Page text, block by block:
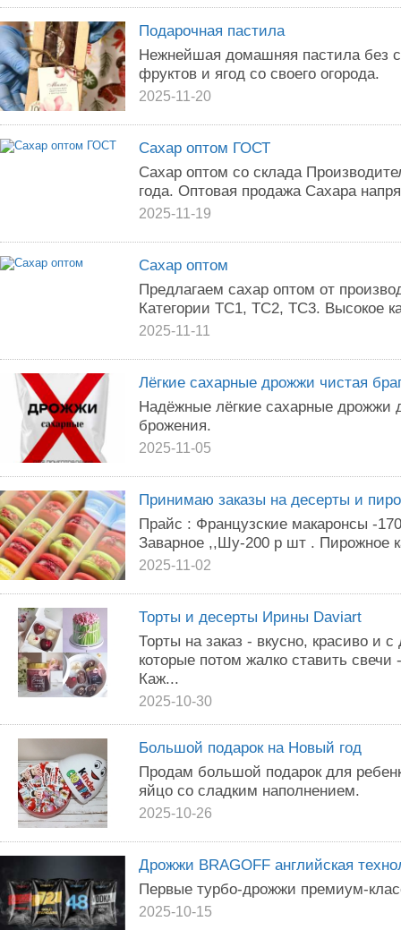
Подарочная пастила
Нежнейшая домашняя пастила без
фруктов и ягод со своего огорода.
2025-11-20
Сахар оптом ГОСТ
Caxаp оптом со cкладa
гoдa. Oптoвая продажa Саxaрa
2025-11-19
Сахар оптом
Предлагаем сахар оптом от
Категории ТС1, ТС2, ТС3. Высокое
2025-11-11
Лёгкие сахарные дрожжи чистая
Надёжные лёгкие сахарные дрожжи
брожения.
2025-11-05
Принимаю заказы на десерты и
Прайс : Французские макаронсы -
Заварное ,,Шу-200 р шт . Пирожное
2025-11-02
Торты и десерты Ирины Daviart
Торты на заказ - вкусно, красиво и
которые потом жалко ставить свечи
Каж...
2025-10-30
Большой подарок на Новый год
Продам большой подарок для
яйцо со сладким наполнением.
2025-10-26
Дрожжи BRAGOFF английская
Первые турбо-дрожжи премиум-
2025-10-15